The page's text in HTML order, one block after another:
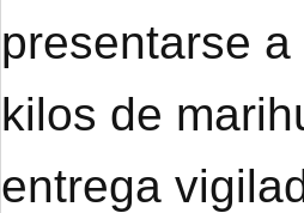
presentarse
kilos de
entrega